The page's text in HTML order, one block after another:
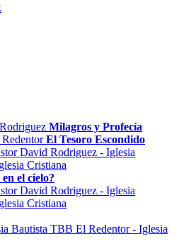
Milagros y Profecía
El Tesoro Escondido
el cielo?